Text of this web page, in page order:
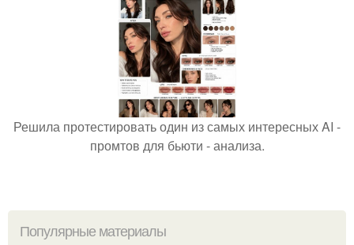
Решила протестировать один из самых интересных AI -
промтов для бьюти - анализа.
Популярные материалы